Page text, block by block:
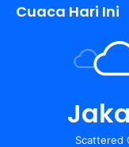
oCuaca Hari Ini
Scattered